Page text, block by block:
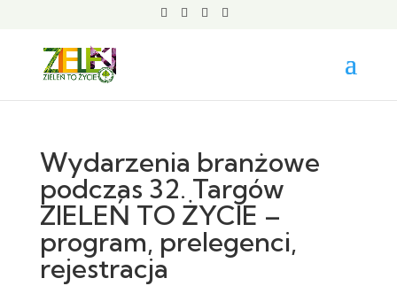
Wydarzenia branżowe
podczas 32. Targów
ZIELEŃ TO ŻYCIE –
program, prelegenci,
rejestracja